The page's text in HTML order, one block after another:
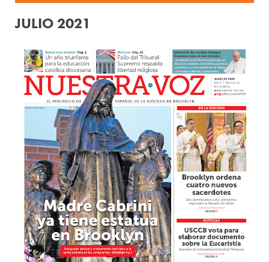
JULIO 2021